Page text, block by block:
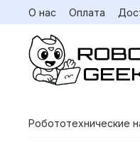
О нас Оплата
Робототехнические